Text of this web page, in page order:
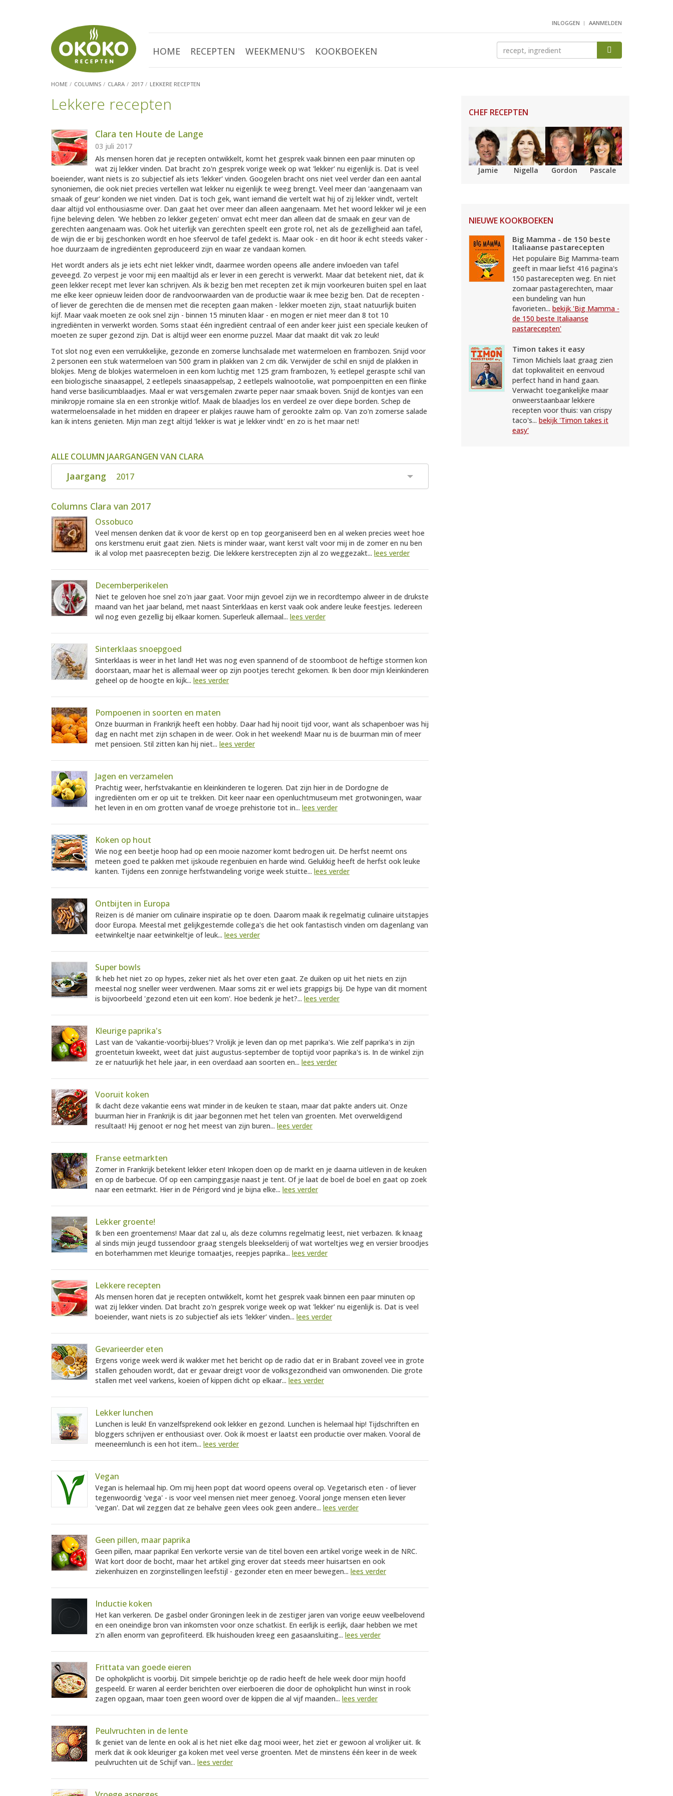
INLOGGEN AANMELDEN
HOME RECEPTEN WEEKMENU'S KOOKBOEKEN
HOME COLUMNS CLARA 2017 LEKKERE RECEPTEN
Lekkere recepten
Clara ten Houte de Lange
03 juli 2017
Als mensen horen dat je recepten ontwikkelt, komt het gesprek vaak binnen een paar minuten op
wat zij lekker vinden. Dat bracht zo'n gesprek vorige week op wat 'lekker' nu eigenlijk is. Dat is veel
boeiender, want niets is zo subjectief als iets 'lekker' vinden. Googelen bracht ons niet veel verder dan een aantal
synoniemen, die ook niet precies vertellen wat lekker nu eigenlijk te weeg brengt. Veel meer dan 'aangenaam van
smaak of geur' konden we niet vinden. Dat is toch gek, want iemand die vertelt wat hij of zij lekker vindt, vertelt
daar altijd vol enthousiasme over. Dan gaat het over meer dan alleen aangenaam. Met het woord lekker wil je een
fijne beleving delen. 'We hebben zo lekker gegeten' omvat echt meer dan alleen dat de smaak en geur van de
gerechten aangenaam was. Ook het uiterlijk van gerechten speelt een grote rol, net als de gezelligheid aan tafel,
de wijn die er bij geschonken wordt en hoe sfeervol de tafel gedekt is. Maar ook - en dit hoor ik echt steeds vaker -
hoe duurzaam de ingrediënten geproduceerd zijn en waar ze vandaan komen.
Het wordt anders als je iets echt niet lekker vindt, daarmee worden opeens alle andere invloeden van tafel
geveegd. Zo verpest je voor mij een maaltijd als er lever in een gerecht is verwerkt. Maar dat betekent niet, dat ik
geen lekker recept met lever kan schrijven. Als ik bezig ben met recepten zet ik mijn voorkeuren buiten spel en laat
me elke keer opnieuw leiden door de randvoorwaarden van de productie waar ik mee bezig ben. Dat de recepten -
of liever de gerechten die de mensen met die recepten gaan maken - lekker moeten zijn, staat natuurlijk buiten
kijf. Maar vaak moeten ze ook snel zijn - binnen 15 minuten klaar - en mogen er niet meer dan 8 tot 10
ingrediënten in verwerkt worden. Soms staat één ingrediënt centraal of een ander keer juist een speciale keuken of
moeten ze super gezond zijn. Dat is altijd weer een enorme puzzel. Maar dat maakt dit vak zo leuk!
Tot slot nog even een verrukkelijke, gezonde en zomerse lunchsalade met watermeloen en frambozen. Snijd voor
2 personen een stuk watermeloen van 500 gram in plakken van 2 cm dik. Verwijder de schil en snijd de plakken in
blokjes. Meng de blokjes watermeloen in een kom luchtig met 125 gram frambozen, ½ eetlepel geraspte schil van
een biologische sinaasappel, 2 eetlepels sinaasappelsap, 2 eetlepels walnootolie, wat pompoenpitten en een flinke
hand verse basilicumblaadjes. Maal er wat versgemalen zwarte peper naar smaak boven. Snijd de kontjes van een
minikropje romaine sla en een stronkje witlof. Maak de blaadjes los en verdeel ze over diepe borden. Schep de
watermeloensalade in het midden en drapeer er plakjes rauwe ham of gerookte zalm op. Van zo'n zomerse salade
kan ik intens genieten. Mijn man zegt altijd 'lekker is wat je lekker vindt' en zo is het maar net!
ALLE COLUMN JAARGANGEN VAN CLARA
Jaargang 2017
Columns Clara van 2017
Ossobuco
Veel mensen denken dat ik voor de kerst op en top georganiseerd ben en al weken precies weet hoe
ons kerstmenu eruit gaat zien. Niets is minder waar, want kerst valt voor mij in de zomer en nu ben
ik al volop met paasrecepten bezig. Die lekkere kerstrecepten zijn al zo weggezakt... lees verder
Decemberperikelen
Niet te geloven hoe snel zo'n jaar gaat. Voor mijn gevoel zijn we in recordtempo alweer in de drukste
maand van het jaar beland, met naast Sinterklaas en kerst vaak ook andere leuke feestjes. Iedereen
wil nog even gezellig bij elkaar komen. Superleuk allemaal... lees verder
Sinterklaas snoepgoed
Sinterklaas is weer in het land! Het was nog even spannend of de stoomboot de heftige stormen kon
doorstaan, maar het is allemaal weer op zijn pootjes terecht gekomen. Ik ben door mijn kleinkinderen
geheel op de hoogte en kijk... lees verder
Pompoenen in soorten en maten
Onze buurman in Frankrijk heeft een hobby. Daar had hij nooit tijd voor, want als schapenboer was hij
dag en nacht met zijn schapen in de weer. Ook in het weekend! Maar nu is de buurman min of meer
met pensioen. Stil zitten kan hij niet... lees verder
Jagen en verzamelen
Prachtig weer, herfstvakantie en kleinkinderen te logeren. Dat zijn hier in de Dordogne de
ingrediënten om er op uit te trekken. Dit keer naar een openluchtmuseum met grotwoningen, waar
het leven in en om grotten vanaf de vroege prehistorie tot in... lees verder
Koken op hout
Wie nog een beetje hoop had op een mooie nazomer komt bedrogen uit. De herfst neemt ons
meteen goed te pakken met ijskoude regenbuien en harde wind. Gelukkig heeft de herfst ook leuke
kanten. Tijdens een zonnige herfstwandeling vorige week stuitte... lees verder
Ontbijten in Europa
Reizen is dé manier om culinaire inspiratie op te doen. Daarom maak ik regelmatig culinaire uitstapjes
door Europa. Meestal met gelijkgestemde collega's die het ook fantastisch vinden om dagenlang van
eetwinkeltje naar eetwinkeltje of leuk... lees verder
Super bowls
Ik heb het niet zo op hypes, zeker niet als het over eten gaat. Ze duiken op uit het niets en zijn
meestal nog sneller weer verdwenen. Maar soms zit er wel iets grappigs bij. De hype van dit moment
is bijvoorbeeld 'gezond eten uit een kom'. Hoe bedenk je het?... lees verder
Kleurige paprika's
Last van de 'vakantie-voorbij-blues'? Vrolijk je leven dan op met paprika's. Wie zelf paprika's in zijn
groentetuin kweekt, weet dat juist augustus-september de toptijd voor paprika's is. In de winkel zijn
ze er natuurlijk het hele jaar, in een overdaad aan soorten en... lees verder
Vooruit koken
Ik dacht deze vakantie eens wat minder in de keuken te staan, maar dat pakte anders uit. Onze
buurman hier in Frankrijk is dit jaar begonnen met het telen van groenten. Met overweldigend
resultaat! Hij genoot er nog het meest van zijn buren... lees verder
Franse eetmarkten
Zomer in Frankrijk betekent lekker eten! Inkopen doen op de markt en je daarna uitleven in de keuken
en op de barbecue. Of op een campinggasje naast je tent. Of je laat de boel de boel en gaat op zoek
naar een eetmarkt. Hier in de Périgord vind je bijna elke... lees verder
Lekker groente!
Ik ben een groentemens! Maar dat zal u, als deze columns regelmatig leest, niet verbazen. Ik knaag
al sinds mijn jeugd tussendoor graag stengels bleekselderij of wat worteltjes weg en versier broodjes
en boterhammen met kleurige tomaatjes, reepjes paprika... lees verder
Lekkere recepten
Als mensen horen dat je recepten ontwikkelt, komt het gesprek vaak binnen een paar minuten op
wat zij lekker vinden. Dat bracht zo'n gesprek vorige week op wat 'lekker' nu eigenlijk is. Dat is veel
boeiender, want niets is zo subjectief als iets 'lekker' vinden... lees verder
Gevarieerder eten
Ergens vorige week werd ik wakker met het bericht op de radio dat er in Brabant zoveel vee in grote
stallen gehouden wordt, dat er gevaar dreigt voor de volksgezondheid van omwonenden. Die grote
stallen met veel varkens, koeien of kippen dicht op elkaar... lees verder
Lekker lunchen
Lunchen is leuk! En vanzelfsprekend ook lekker en gezond. Lunchen is helemaal hip! Tijdschriften en
bloggers schrijven er enthousiast over. Ook ik moest er laatst een productie over maken. Vooral de
meeneemlunch is een hot item... lees verder
Vegan
Vegan is helemaal hip. Om mij heen popt dat woord opeens overal op. Vegetarisch eten - of liever
tegenwoordig 'vega' - is voor veel mensen niet meer genoeg. Vooral jonge mensen eten liever
'vegan'. Dat wil zeggen dat ze behalve geen vlees ook geen andere... lees verder
Geen pillen, maar paprika
Geen pillen, maar paprika! Een verkorte versie van de titel boven een artikel vorige week in de NRC.
Wat kort door de bocht, maar het artikel ging erover dat steeds meer huisartsen en ook
ziekenhuizen en zorginstellingen leefstijl - gezonder eten en meer bewegen... lees verder
Inductie koken
Het kan verkeren. De gasbel onder Groningen leek in de zestiger jaren van vorige eeuw veelbelovend
en een oneindige bron van inkomsten voor onze schatkist. En eerlijk is eerlijk, daar hebben we met
z'n allen enorm van geprofiteerd. Elk huishouden kreeg een gasaansluiting... lees verder
Frittata van goede eieren
De ophokplicht is voorbij. Dit simpele berichtje op de radio heeft de hele week door mijn hoofd
gespeeld. Er waren al eerder berichten over eierboeren die door de ophokplicht hun winst in rook
zagen opgaan, maar toen geen woord over de kippen die al vijf maanden... lees verder
Peulvruchten in de lente
Ik geniet van de lente en ook al is het niet elke dag mooi weer, het ziet er gewoon al vrolijker uit. Ik
merk dat ik ook kleuriger ga koken met veel verse groenten. Met de minstens één keer in de week
peulvruchten uit de Schijf van... lees verder
CHEF RECEPTEN
Jamie Nigella Gordon Pascale
NIEUWE KOOKBOEKEN
Big Mamma - de 150 beste
Italiaanse pastarecepten
Het populaire Big Mamma-team
geeft in maar liefst 416 pagina's
150 pastarecepten weg. En niet
zomaar pastagerechten, maar
een bundeling van hun
favorieten... bekijk 'Big Mamma -
de 150 beste Italiaanse
pastarecepten'
Timon takes it easy
Timon Michiels laat graag zien
dat topkwaliteit en eenvoud
perfect hand in hand gaan.
Verwacht toegankelijke maar
onweerstaanbaar lekkere
recepten voor thuis: van crispy
taco's... bekijk 'Timon takes it
easy'